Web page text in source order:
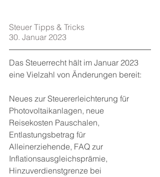
Steuer Tipps & Tricks
30. Januar 2023
Das Steuerrecht hält im Januar 2023
eine Vielzahl von Änderungen bereit:
Neues zur Steuererleichterung für
Photovoltaikanlagen, neue
Reisekosten Pauschalen,
Entlastungsbetrag für
Alleinerziehende, FAQ zur
Inflationsausgleichsprämie,
Hinzuverdienstgrenze bei